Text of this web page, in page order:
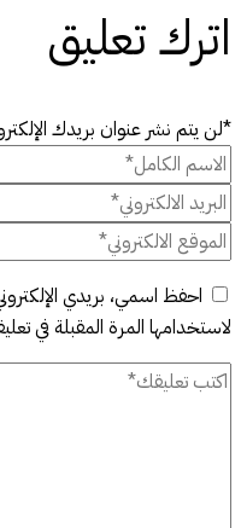
اترك تعليق
*لن يتم نشر عنوان بريدك
احفظ اسمي، بريدي
لاستخدامها المرة المقبلة في